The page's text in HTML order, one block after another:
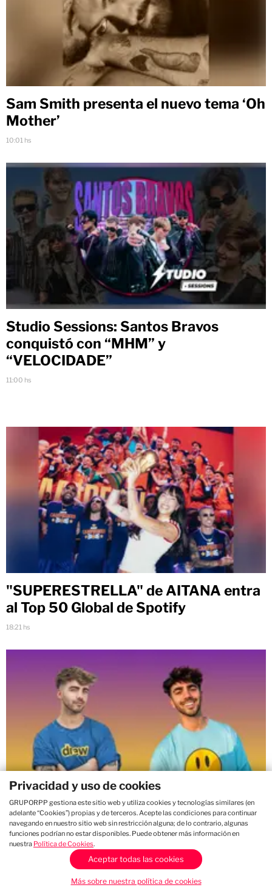
Sam Smith presenta el nuevo tema ‘Oh
Mother’
10:01 hs
Studio Sessions: Santos Bravos
conquistó con “MHM” y
“VELOCIDADE”
11:00 hs
"SUPERESTRELLA" de AITANA entra
al Top 50 Global de Spotify
18:21 hs
Fede Vigevani, el fenómeno digital y
cantante, llega a lima para ofrecer un
concierto en Costa 21
Privacidad y uso de cookies
GRUPORPP gestiona este sitio web y utiliza cookies y tecnologías similares (en
adelante “Cookies”) propias y de terceros. Acepte las condiciones para continuar
navegando en nuestro sitio web sin restricción alguna; de lo contrario, algunas
funciones podrían no estar disponibles. Puede obtener más información en
nuestra Política de Cookies.
Aceptar todas las cookies
Más sobre nuestra política de cookies